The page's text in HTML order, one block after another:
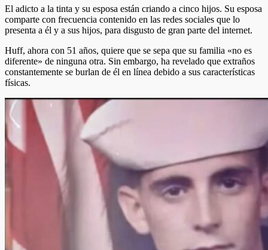
El adicto a la tinta y su esposa están criando a cinco hijos. Su esposa
comparte con frecuencia contenido en las redes sociales que lo
presenta a él y a sus hijos, para disgusto de gran parte del internet.
Huff, ahora con 51 años, quiere que se sepa que su familia «no es
diferente» de ninguna otra. Sin embargo, ha revelado que extraños
constantemente se burlan de él en línea debido a sus características
físicas.